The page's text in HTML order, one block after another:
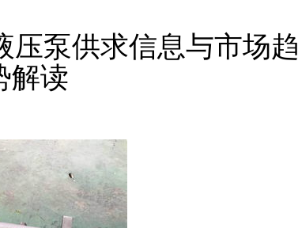
压泵供求信息与市场趋
解读